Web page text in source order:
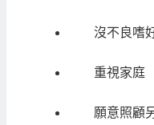
沒不良嗜
重視家庭
願意照顧